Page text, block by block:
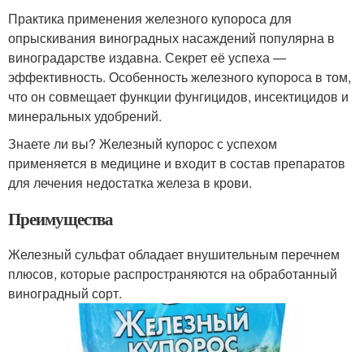
Практика применения железного купороса для
опрыскивания виноградных насаждений популярна в
виноградарстве издавна. Секрет её успеха —
эффективность. Особенность железного купороса в том,
что он совмещает функции фунгицидов, инсектицидов и
минеральных удобрений.
Знаете ли вы? Железный купорос с успехом
применяется в медицине и входит в состав препаратов
для лечения недостатка железа в крови.
Преимущества
Железный сульфат обладает внушительным перечнем
плюсов, которые распространяются на обработанный
виноградный сорт.